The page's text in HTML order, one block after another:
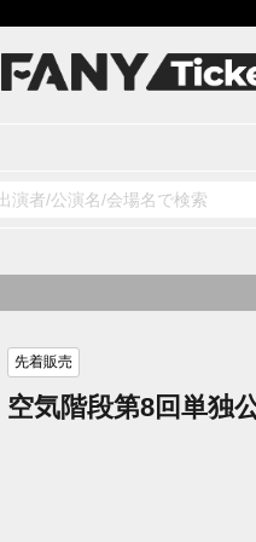
先着販売
空気階段第8回単独